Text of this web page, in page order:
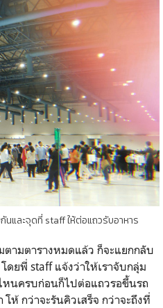
และจุดที่ staff ให้ต่อแถวรับอาหาร
ตามตารางหมดแล้ว ก็จะแยกกลับ
ยพี่ staff แจ้งว่าให้เราจับกลุ่ม
หนครบก่อนก็ไปต่อแถวรอขึ้นรถ
ห้ กว่าจะรันคิวเสร็จ กว่าจะถึงที่